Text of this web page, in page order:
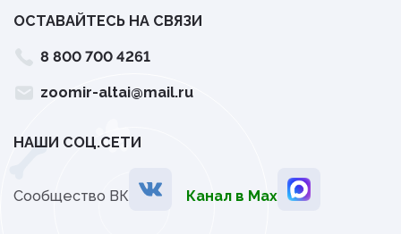
ОСТАВАЙТЕСЬ НА СВЯЗИ
8 800 700 4261
zoomir-altai@mail.ru
НАШИ СОЦ.СЕТИ
Сообщество ВК Канал в Мах